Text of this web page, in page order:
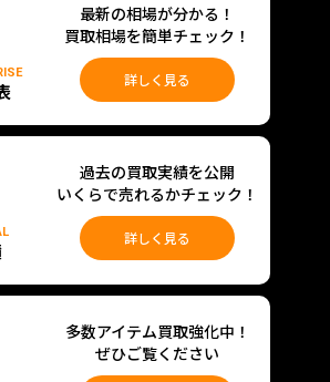
最新の相場が分かる！
買取相場を簡単チェック！
詳しく見る
過去の買取実績を公開
いくらで売れるかチェック！
詳しく見る
多数アイテム買取強化中！
ぜひご覧ください